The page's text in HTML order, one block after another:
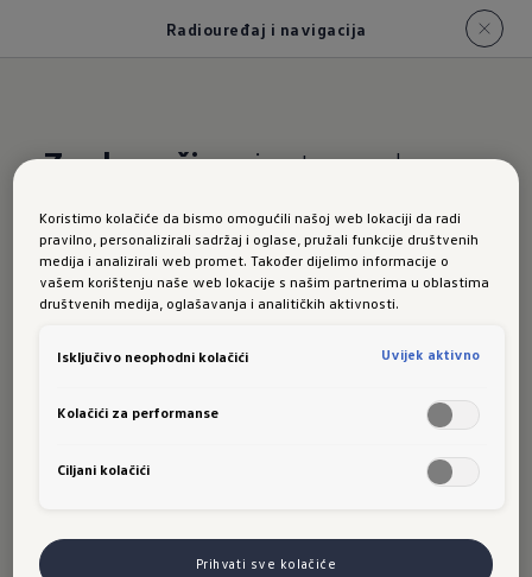
Radiouređaj i navigacija
Zvuk u ušimai ruta pred
Radioure
đaj i
navigacij
Koristimo kolačiće da bismo omogućili našoj web lokaciji da radi
pravilno, personalizirali sadržaj i oglase, pružali funkcije društvenih
medija i analizirali web promet. Također dijelimo informacije o
vašem korištenju naše web lokacije s našim partnerima u oblastima
društvenih medija, oglašavanja i analitičkih aktivnosti.
Isključivo neophodni kolačići Uvijek aktivno
Kolačići za performanse
Ciljani kolačići
Prihvati sve kolačiće